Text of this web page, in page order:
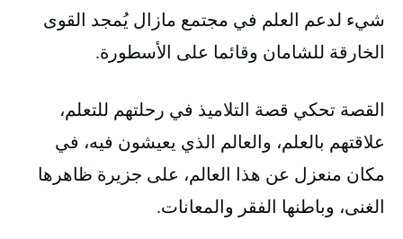
شيء لدعم العلم في مجتمع مازال يُمجد القوى
الخارقة للشامان وقائما على الأسطورة.
القصة تحكي قصة التلاميذ في رحلتهم للتعلم،
علاقتهم بالعلم، والعالم الذي يعيشون فيه، في
مكان منعزل عن هذا العالم، على جزيرة ظاهرها
الغنى، وباطنها الفقر والمعانات.